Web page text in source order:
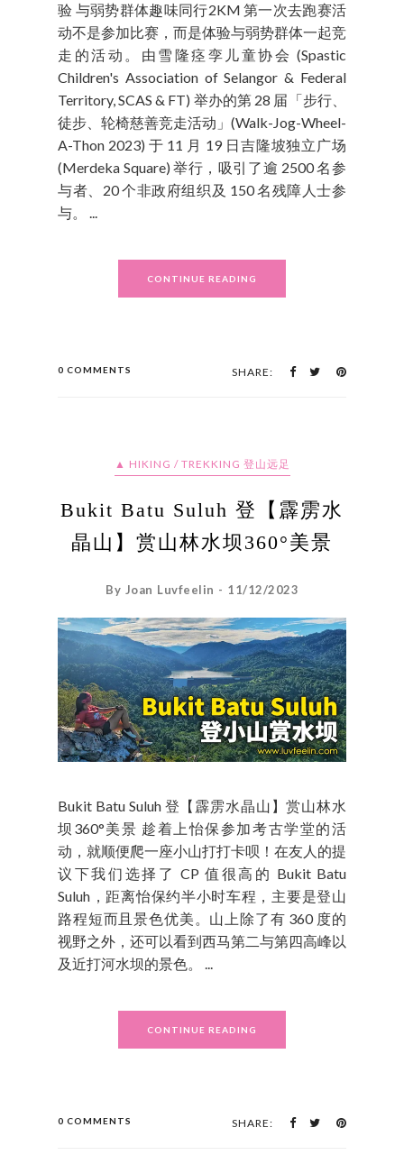
验 与弱势群体趣味同行2KM 第一次去跑赛活
动不是参加比赛，而是体验与弱势群体一起竞
走的活动。由雪隆痉孪儿童协会 (Spastic
Children's Association of Selangor & Federal
Territory, SCAS & FT) 举办的第 28 届「步行、
徒步、轮椅慈善竞走活动」(Walk-Jog-Wheel-
A-Thon 2023) 于 11 月 19 日吉隆坡独立广场
(Merdeka Square) 举行，吸引了逾 2500 名参
与者、20 个非政府组织及 150 名残障人士参
与。 ...
CONTINUE READING
0 COMMENTS SHARE:
▲ HIKING / TREKKING 登山远足
Bukit Batu Suluh 登【霹雳水
晶山】赏山林水坝360°美景
By Joan Luvfeelin - 11/12/2023
Bukit Batu Suluh 登【霹雳水晶山】赏山林水
坝360°美景 趁着上怡保参加考古学堂的活
动，就顺便爬一座小山打打卡呗！在友人的提
议下我们选择了 CP 值很高的 Bukit Batu
Suluh，距离怡保约半小时车程，主要是登山
路程短而且景色优美。山上除了有 360 度的
视野之外，还可以看到西马第二与第四高峰以
及近打河水坝的景色。 ...
CONTINUE READING
0 COMMENTS SHARE: